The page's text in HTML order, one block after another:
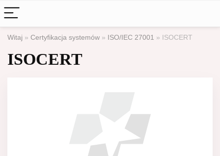
Witaj » Certyfikacja systemów » ISO/IEC 27001 » ISOCERT
ISOCERT